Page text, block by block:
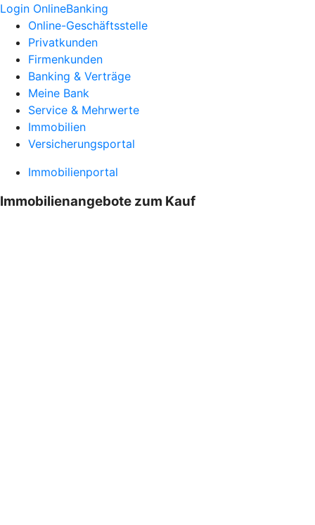
Login OnlineBanking
Online-Geschäftsstelle
Privatkunden
Firmenkunden
Banking & Verträge
Meine Bank
Service & Mehrwerte
Immobilien
Versicherungsportal
Immobilienportal
Immobilienangebote zum Kauf